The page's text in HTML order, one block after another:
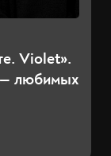
Violet».
любимых